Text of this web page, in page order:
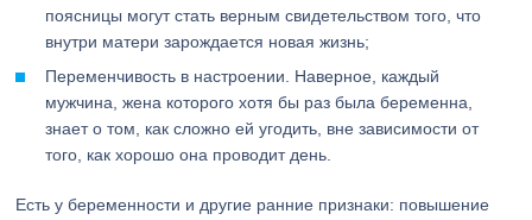
поясницы могут стать верным свидетельством того, что
внутри матери зарождается новая жизнь;
Переменчивость в настроении. Наверное, каждый
мужчина, жена которого хотя бы раз была беременна,
знает о том, как сложно ей угодить, вне зависимости от
того, как хорошо она проводит день.
Есть у беременности и другие ранние признаки: повышение